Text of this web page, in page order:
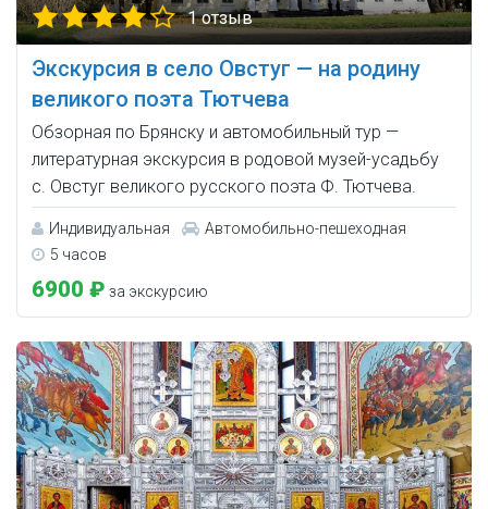
1 отзыв
Экскурсия в село Овстуг — на родину
великого поэта Тютчева
Обзорная по Брянску и автомобильный тур —
литературная экскурсия в родовой музей-усадьбу
с. Овстуг великого русского поэта Ф. Тютчева.
Индивидуальная
Автомобильно-пешеходная
5 часов
6900 ₽ за экскурсию